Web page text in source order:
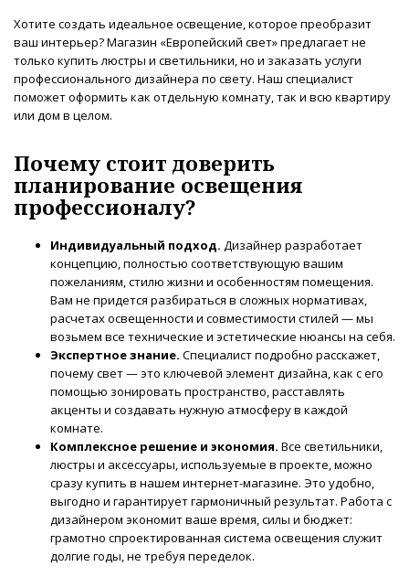
Хотите создать идеальное освещение, которое преобразит
ваш интерьер? Магазин «Европейский свет» предлагает не
только купить люстры и светильники, но и заказать услуги
профессионального дизайнера по свету. Наш специалист
поможет оформить как отдельную комнату, так и всю квартиру
или дом в целом.
Почему стоит доверить
планирование освещения
профессионалу?
Индивидуальный подход. Дизайнер разработает
концепцию, полностью соответствующую вашим
пожеланиям, стилю жизни и особенностям помещения.
Вам не придется разбираться в сложных нормативах,
расчетах освещенности и совместимости стилей — мы
возьмем все технические и эстетические нюансы на себя.
Экспертное знание. Специалист подробно расскажет,
почему свет — это ключевой элемент дизайна, как с его
помощью зонировать пространство, расставлять
акценты и создавать нужную атмосферу в каждой
комнате.
Комплексное решение и экономия. Все светильники,
люстры и аксессуары, используемые в проекте, можно
сразу купить в нашем интернет-магазине. Это удобно,
выгодно и гарантирует гармоничный результат. Работа с
дизайнером экономит ваше время, силы и бюджет:
грамотно спроектированная система освещения служит
долгие годы, не требуя переделок.